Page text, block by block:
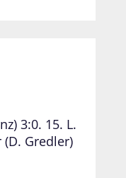
3:0. 15. L.
Gredler)